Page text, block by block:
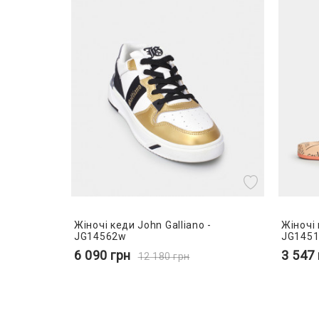
Жіночі кеди John Galliano -
JG14562w
6 090 грн 12 180грн 3 547